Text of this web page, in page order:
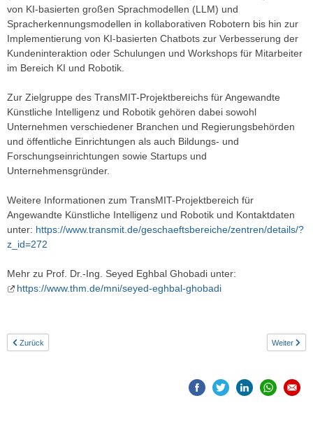
von KI-basierten großen Sprachmodellen (LLM) und
Spracherkennungsmodellen in kollaborativen Robotern bis hin zur
Implementierung von KI-basierten Chatbots zur Verbesserung der
Kundeninteraktion oder Schulungen und Workshops für Mitarbeiter
im Bereich KI und Robotik.
Zur Zielgruppe des TransMIT-Projektbereichs für Angewandte
Künstliche Intelligenz und Robotik gehören dabei sowohl
Unternehmen verschiedener Branchen und Regierungsbehörden
und öffentliche Einrichtungen als auch Bildungs- und
Forschungseinrichtungen sowie Startups und
Unternehmensgründer.
Weitere Informationen zum TransMIT-Projektbereich für
Angewandte Künstliche Intelligenz und Robotik und Kontaktdaten
unter: https://www.transmit.de/geschaeftsbereiche/zentren/details/?
z_id=272
Mehr zu Prof. Dr.-Ing. Seyed Eghbal Ghobadi unter:
https://www.thm.de/mni/seyed-eghbal-ghobadi
Zurück Weiter